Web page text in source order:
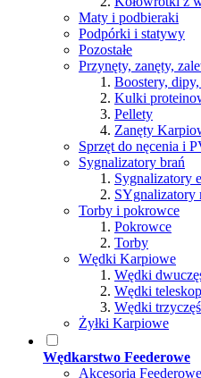
Maty i podbieraki
Podpórki i statywy
Pozostałe
Przynęty, zanęty,
Boostery,
Kulki
Pellety
Zanęty
Sprzęt do nęcenia i
Sygnalizatory brań
Sygnalizatory
SYgnalizatory
Torby i pokrowce
Pokrowce
Torby
Wędki Karpiowe
Wędki
Wędki
Wędki
Żyłki Karpiowe
Wędkarstwo Feederowe
Akcesoria Feederowe